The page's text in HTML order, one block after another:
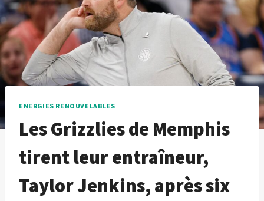
ENERGIES RENOUVELABLES
Les Grizzlies de Memphis
tirent leur entraîneur,
Taylor Jenkins, après six